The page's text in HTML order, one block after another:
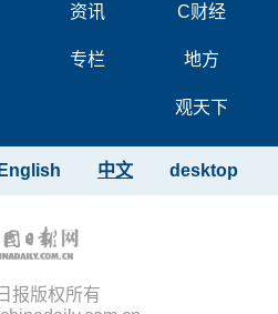
资讯 C财经
专栏 地方
观天下
desktop
中文
English
报版权所有